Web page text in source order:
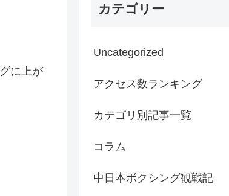
に上が
カテゴリー
Uncategorized
アクセス数ランキング
カテゴリ別記事一覧
コラム
中日本ボクシング観戦記